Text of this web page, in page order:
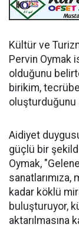
Kültür ve
Pervin Oymak
olduğunu
birikim,
oluşturduğunu
Aidiyet
güçlü bir
Oymak,
kadar köklü
buluşturuyor,
aktarılmasına